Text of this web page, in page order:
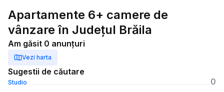
Apartamente 6+ camere de
vânzare în Județul Brăila
Am găsit 0 anunțuri
Vezi harta
Sugestii de căutare
Studio 0